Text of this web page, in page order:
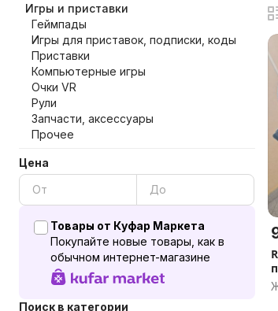
Игры и приставки
Геймпады
Игры для приставок, подписки, коды
Приставки
Компьютерные игры
Очки VR
Рули
Запчасти, аксессуары
Прочее
Цена
Товары от Куфар Маркета
Покупайте новые товары, как в
обычном интернет-магазине
Поиск в категории